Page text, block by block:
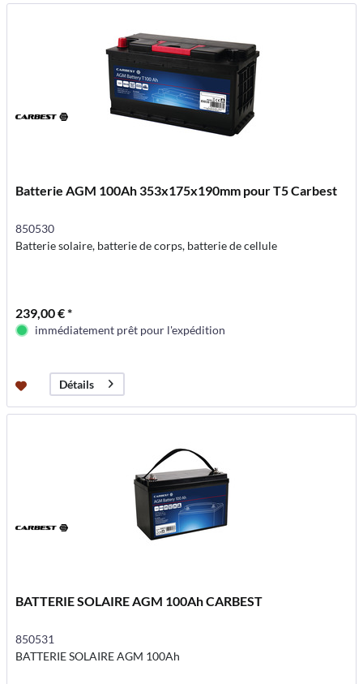
Batterie AGM 100Ah 353x175x190mm pour T5 Carbest
850530
Batterie solaire, batterie de corps, batterie de cellule
239,00 € *
immédiatement prêt pour l'expédition
Détails
BATTERIE SOLAIRE AGM 100Ah CARBEST
850531
BATTERIE SOLAIRE AGM 100Ah